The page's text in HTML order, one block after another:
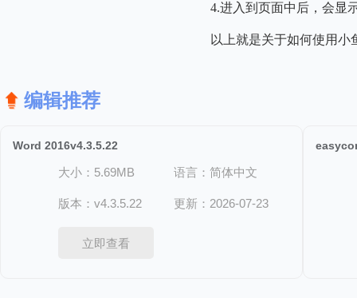
4.进入到页面中后，会显
以上就是关于如何使用小
编辑推荐
Word 2016v4.3.5.22
大小：5.69MB 语言：简体中文
版本：v4.3.5.22 更新：2026-07-23
立即查看